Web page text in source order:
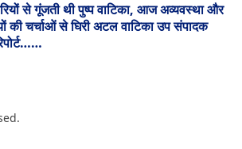
से गूंजती थी पुष्प वाटिका, आज अव्यवस्था और
की चर्चाओं से घिरी अटल वाटिका उप संपादक